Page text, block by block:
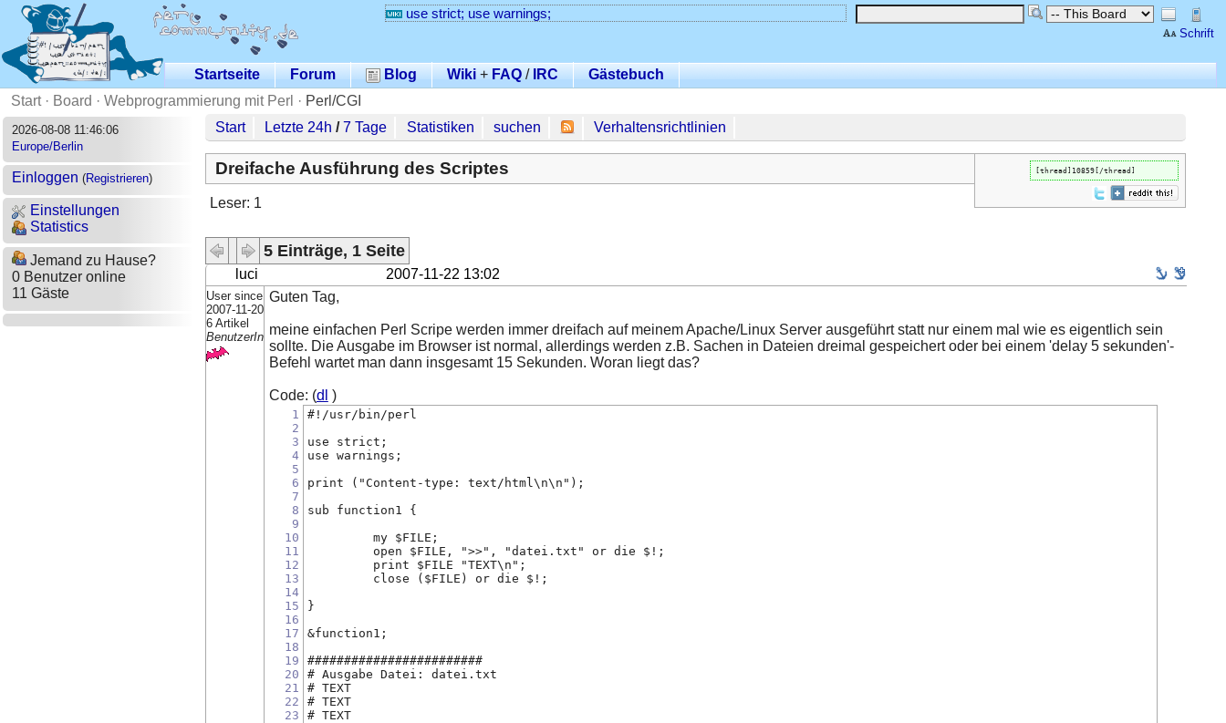
Schrift
use strict; use warnings;
Startseite Forum Blog Wiki+ FAQ /IRC
Gästebuch
Start· Board · Webprogrammierung mit Perl · Perl/CGI
2026-08-08 11:46:06
Europe/Berlin
Einloggen (Registrieren)
Einstellungen
Statistics
Jemand zu Hause?
0 Benutzer online
11 Gäste
Start Letzte 24h /7 Tage Statistiken suchen Verhaltensrichtlinien
[thread]10859[/thread]
Dreifache Ausführung des Scriptes
Leser: 1
5 Einträge, 1 Seite
luci 2007-11-22 13:02
User since
2007-11-20
6 Artikel
BenutzerIn
Guten Tag,
meine einfachen Perl Scripe werden immer dreifach auf meinem Apache/Linux Server ausgeführt statt nur einem mal wie es eigentlich sein
sollte. Die Ausgabe im Browser ist normal, allerdings werden z.B. Sachen in Dateien dreimal gespeichert oder bei einem 'delay 5 sekunden'-
Befehl wartet man dann insgesamt 15 Sekunden. Woran liegt das?
Code: (dl )
1
2
3
4
5
6
7
8
9
10
11
12
13
14
15
16
17
18
19
20
21
22
23
#!/usr/bin/perl
use strict;
use warnings;
print ("Content-type: text/html\n\n");
sub function1 {
         my $FILE;
         open $FILE, ">>", "datei.txt" or die $!;
         print $FILE "TEXT\n";
         close ($FILE) or die $!;
}
&function1;
########################
# Ausgabe Datei: datei.txt
# TEXT
# TEXT
# TEXT